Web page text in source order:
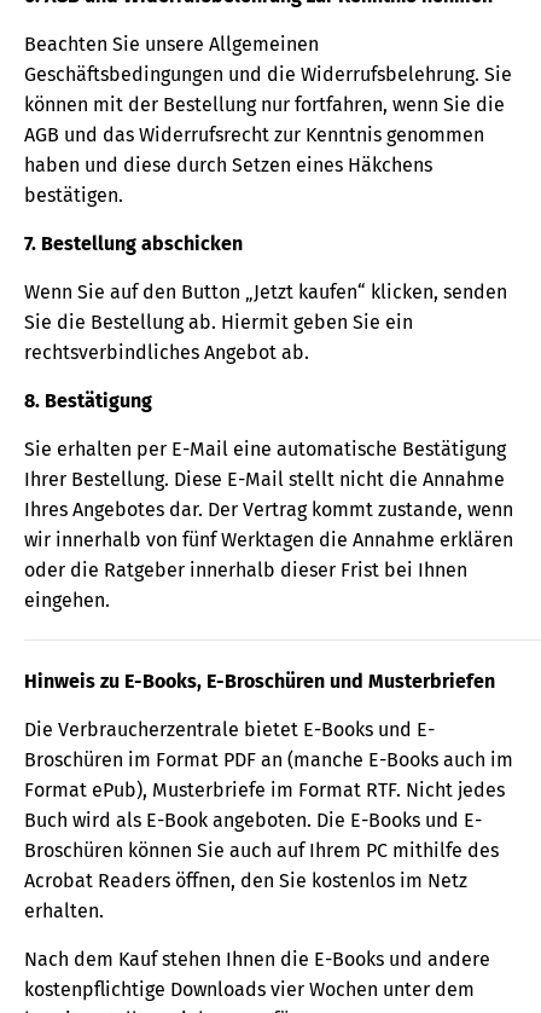
Beachten Sie unsere Allgemeinen
Geschäftsbedingungen und die Widerrufsbelehrung. Sie
können mit der Bestellung nur fortfahren, wenn Sie die
AGB und das Widerrufsrecht zur Kenntnis genommen
haben und diese durch Setzen eines Häkchens
bestätigen.
7. Bestellung abschicken
Wenn Sie auf den Button „Jetzt kaufen“ klicken, senden
Sie die Bestellung ab. Hiermit geben Sie ein
rechtsverbindliches Angebot ab.
8. Bestätigung
Sie erhalten per E-Mail eine automatische Bestätigung
Ihrer Bestellung. Diese E-Mail stellt nicht die Annahme
Ihres Angebotes dar. Der Vertrag kommt zustande, wenn
wir innerhalb von fünf Werktagen die Annahme erklären
oder die Ratgeber innerhalb dieser Frist bei Ihnen
eingehen.
Hinweis zu E-Books, E-Broschüren und Musterbriefen
Die Verbraucherzentrale bietet E-Books und E-
Broschüren im Format PDF an (manche E-Books auch im
Format ePub), Musterbriefe im Format RTF. Nicht jedes
Buch wird als E-Book angeboten. Die E-Books und E-
Broschüren können Sie auch auf Ihrem PC mithilfe des
Acrobat Readers öffnen, den Sie kostenlos im Netz
erhalten.
Nach dem Kauf stehen Ihnen die E-Books und andere
kostenpflichtige Downloads vier Wochen unter dem